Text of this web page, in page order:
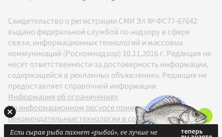
Свидетельство о регистрации СМИ Эл № ФС77-67642
выдано федеральной службой по надзору в сфере
связи, информационных технологий и массовых
коммуникаций (Роскомнадзор) 10.11.2016 г. Редакция не
несет ответственности за достоверность информации,
содержащейся в рекламных объявлениях. Редакция не
предоставляет справочной информации.
Информация об ограничениях
На информационном ресурсе применяются
рекомендательные технологии в соответствии с
Правилами
Если сырая рыба пахнет «рыбой», ее лучше не